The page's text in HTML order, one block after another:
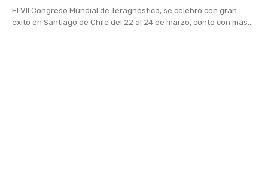
El VII Congreso Mundial de Teragnóstica, se celebró con gran
éxito en Santiago de Chile del 22 al 24 de marzo, contó con más...